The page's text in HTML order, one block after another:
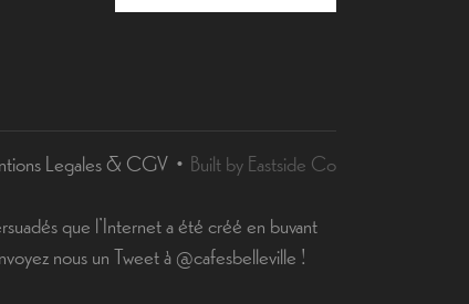
Legales & CGV
Built by Eastside Co
que l’Internet a été créé en buvant
nous un Tweet à @cafesbelleville !